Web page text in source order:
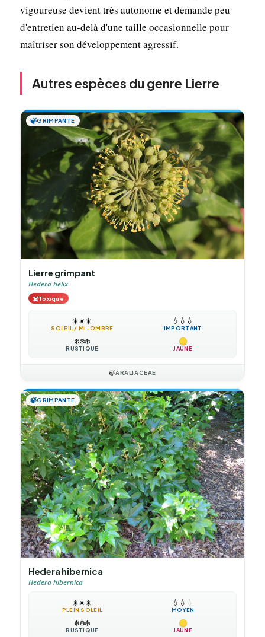
vigoureuse devient très autonome et demande peu
d'entretien au-delà d'une taille occasionnelle pour
maîtriser son développement agressif.
Autres espèces du genre Lierre
🍃GRIMPANTE
Lierre grimpant
Hedera helix
☠️Toxique
☀️☀️☀️
SOLEIL / MI-OMBRE
💧 💧 💧
IMPORTANT
❄️❄️❄️
RUSTIQUE JAUNE
🍃ARALIACEAE
🍃GRIMPANTE
Hedera hibernica
Hedera hibernica
☀️☀️☀️
PLEIN SOLEIL
💧 💧 💧
MOYEN
❄️❄️❄️
RUSTIQUE JAUNE